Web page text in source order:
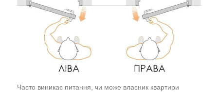
Часто виникає питання, чи може власник квартири